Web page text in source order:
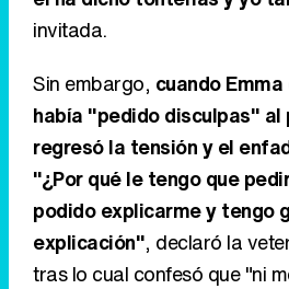
invitada.
Sin embargo, cuando
había "pedido disculpas" al
regresó la tensión y el
"¿Por qué le tengo que
podido explicarme y tengo
explicación", declaró la
tras lo cual confesó que "ni